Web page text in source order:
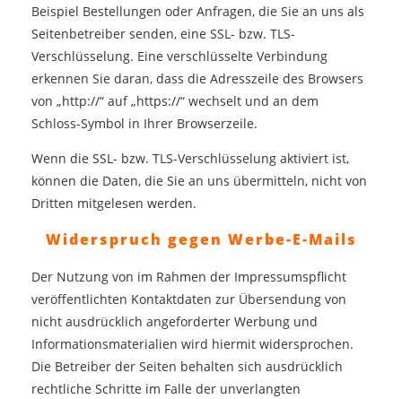
Beispiel Bestellungen oder Anfragen, die Sie an uns als
Seitenbetreiber senden, eine SSL- bzw. TLS-
Verschlüsselung. Eine verschlüsselte Verbindung
erkennen Sie daran, dass die Adresszeile des Browsers
von „http://“ auf „https://“ wechselt und an dem
Schloss-Symbol in Ihrer Browserzeile.
Wenn die SSL- bzw. TLS-Verschlüsselung aktiviert ist,
können die Daten, die Sie an uns übermitteln, nicht von
Dritten mitgelesen werden.
Widerspruch gegen Werbe-E-Mails
Der Nutzung von im Rahmen der Impressumspflicht
veröffentlichten Kontaktdaten zur Übersendung von
nicht ausdrücklich angeforderter Werbung und
Informationsmaterialien wird hiermit widersprochen.
Die Betreiber der Seiten behalten sich ausdrücklich
rechtliche Schritte im Falle der unverlangten